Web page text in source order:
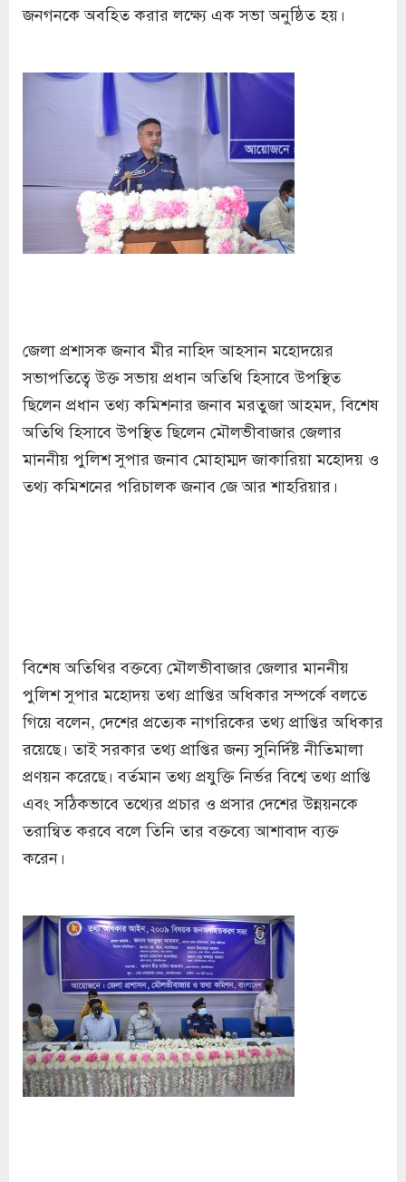
জনগনকে অবহিত করার লক্ষ্যে এক সভা অনুষ্ঠিত হয়।
জেলা প্রশাসক জনাব মীর নাহিদ আহসান মহোদয়ের
সভাপতিত্বে উক্ত সভায় প্রধান অতিথি হিসাবে উপস্থিত
ছিলেন প্রধান তথ্য কমিশনার জনাব মরতুজা আহমদ, বিশেষ
অতিথি হিসাবে উপস্থিত ছিলেন মৌলভীবাজার জেলার
মাননীয় পুলিশ সুপার জনাব মোহাম্মদ জাকারিয়া মহোদয় ও
তথ্য কমিশনের পরিচালক জনাব জে আর শাহরিয়ার।
বিশেষ অতিথির বক্তব্যে মৌলভীবাজার জেলার মাননীয়
পুলিশ সুপার মহোদয় তথ্য প্রাপ্তির অধিকার সম্পর্কে বলতে
গিয়ে বলেন, দেশের প্রত্যেক নাগরিকের তথ্য প্রাপ্তির অধিকার
রয়েছে। তাই সরকার তথ্য প্রাপ্তির জন্য সুনির্দিষ্ট নীতিমালা
প্রণয়ন করেছে। বর্তমান তথ্য প্রযুক্তি নির্ভর বিশ্বে তথ্য প্রাপ্তি
এবং সঠিকভাবে তথ্যের প্রচার ও প্রসার দেশের উন্নয়নকে
তরান্বিত করবে বলে তিনি তার বক্তব্যে আশাবাদ ব্যক্ত
করেন।